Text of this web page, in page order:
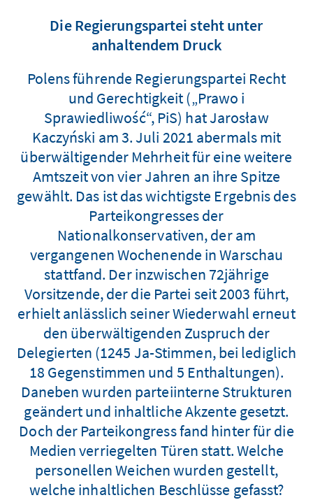
Die Regierungspartei steht unter
anhaltendem Druck
Polens führende Regierungspartei Recht
und Gerechtigkeit („Prawo i
Sprawiedliwość“, PiS) hat Jarosław
Kaczyński am 3. Juli 2021 abermals mit
überwältigender Mehrheit für eine weitere
Amtszeit von vier Jahren an ihre Spitze
gewählt. Das ist das wichtigste Ergebnis des
Parteikongresses der
Nationalkonservativen, der am
vergangenen Wochenende in Warschau
stattfand. Der inzwischen 72jährige
Vorsitzende, der die Partei seit 2003 führt,
erhielt anlässlich seiner Wiederwahl erneut
den überwältigenden Zuspruch der
Delegierten (1245 Ja-Stimmen, bei lediglich
18 Gegenstimmen und 5 Enthaltungen).
Daneben wurden parteiinterne Strukturen
geändert und inhaltliche Akzente gesetzt.
Doch der Parteikongress fand hinter für die
Medien verriegelten Türen statt. Welche
personellen Weichen wurden gestellt,
welche inhaltlichen Beschlüsse gefasst?